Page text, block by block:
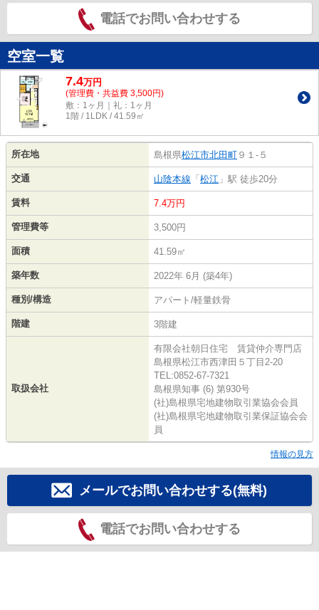
電話でお問い合わせする
空室一覧
7.4万円
(管理費・共益費 3,500円)
敷：1ヶ月｜礼：1ヶ月
1階 / 1LDK / 41.59㎡
所在地 島根県松江市北田町 ９１-５
交通 山陰本線 「 松江 」駅 徒歩20分
賃料 7.4万円
管理費等 3,500円
面積 41.59㎡
築年数 2022年 6月 (築4年)
種別/構造 アパート/軽量鉄骨
階建 3階建
取扱会社
有限会社朝日住宅 賃貸仲介専門店
島根県松江市西津田５丁目2-20
TEL:0852-67-7321
島根県知事 (6) 第930号
(社)島根県宅地建物取引業協会会員
(社)島根県宅地建物取引業保証協会会
員
情報の見方
メールでお問い合わせする(無料)
電話でお問い合わせする